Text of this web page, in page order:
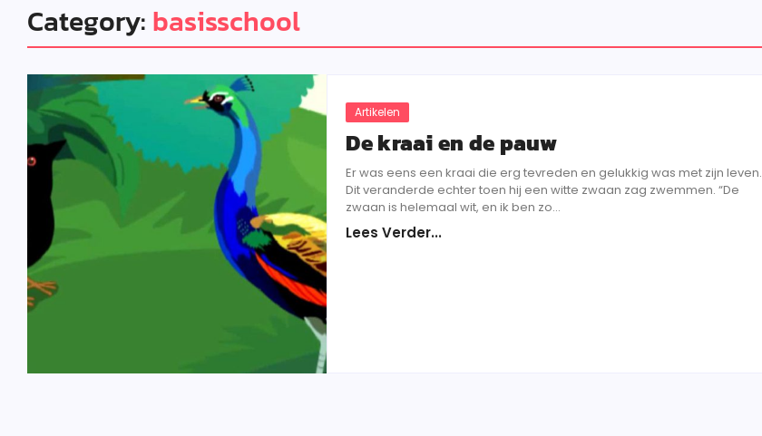
Category: basisschool
Artikelen
De kraai en de pauw
Er was eens een kraai die erg tevreden en gelukkig was met zijn leven.
Dit veranderde echter toen hij een witte zwaan zag zwemmen. “De
zwaan is helemaal wit, en ik ben zo...
Lees Verder...